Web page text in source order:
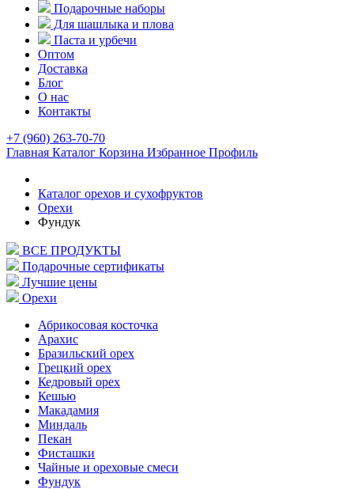
Подарочные наборы
Для шашлыка и плова
Паста и урбечи
Оптом
Доставка
Блог
О нас
Контакты
+7 (960) 263-70-70
Главная Каталог Корзина Избранное Профиль
Каталог орехов и сухофруктов
Орехи
Фундук
ВСЕ ПРОДУКТЫ
Подарочные сертификаты
Лучшие цены
Орехи
Абрикосовая косточка
Арахис
Бразильский орех
Грецкий орех
Кедровый орех
Кешью
Макадамия
Миндаль
Пекан
Фисташки
Чайные и ореховые смеси
Фундук